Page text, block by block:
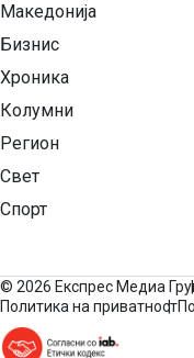
Македонија
Бизнис
Хроника
Колумни
Регион
Свет
Спорт
© 2026 Експрес Медиа
Политика на приватност